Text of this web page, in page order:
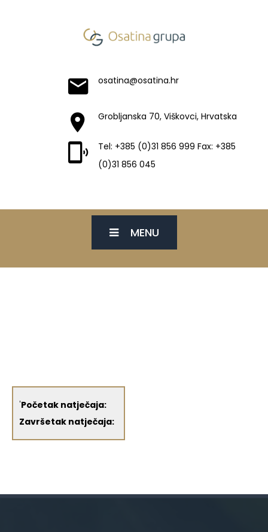
osatina@osatina.hr
Grobljanska 70, Viškovci, Hrvatska
Tel: +385 (0)31 856 999 Fax: +385
(0)31 856 045
MENU
'Početak natječaja:
Završetak natječaja: